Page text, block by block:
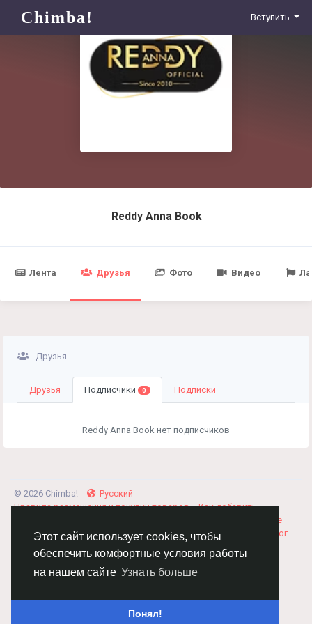
Этот сайт использует cookies, чтобы
обеспечить комфортные условия работы
на нашем сайте Узнать больше
Понял!
Chimba! Вступить
Reddy Anna Book
Лента Друзья Фото Видео
Друзья
Друзья Подписчики 0 Подписки
Reddy Anna Book нет подписчиков
© 2026 Chimba!
Русский
Правила размещения и покупки товаров
Как добавить
Соглашение
Политика Конфиденциальности
Свяжитесь с нами Каталог